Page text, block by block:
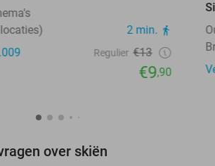
2 min.
Regulier €13
€9,90
over skiën